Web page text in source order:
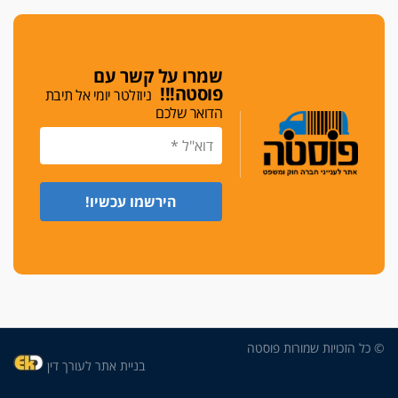
בימ"ש מחוזי: החלטת עמית בכר לדחות מינוי מנכ"ל
חדש ללשכה אינה סבירה
משפחה ופוליטיקה
עו"ד גלעד מנשה ויאיר בכורו חגגו בר מצווה, שרי
דורשים הגנה וביטחון"
שמרו על קשר עם
פוסטה!!! ניוזלטר יומי אל תיבת
הדואר שלכם
© כל הזכויות שמורות פוסטה
בניית אתר לעורך דין